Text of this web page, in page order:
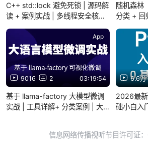
C++ std::lock 避免死锁 | 源码解
读 + 案例实战 | 多线程安全核心
随机森林
分类 + 回
9016 2 03:19:54
App
基于 llama-factory 大模型微调
实战 | 工具详解+ 分类案例 | 大
6.6万
2026最
础小白入
信息网络传播视听节目许可证